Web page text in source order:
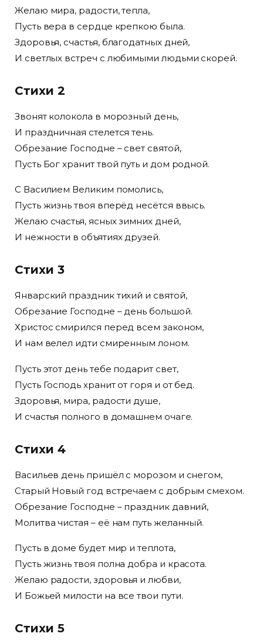
Желаю мира, радости, тепла,
Пусть вера в сердце крепкою была.
Здоровья, счастья, благодатных дней,
И светлых встреч с любимыми людьми скорей.
Стихи 2
Звонят колокола в морозный день,
И праздничная стелется тень.
Обрезание Господне – свет святой,
Пусть Бог хранит твой путь и дом родной.
С Василием Великим помолись,
Пусть жизнь твоя вперёд несётся ввысь.
Желаю счастья, ясных зимних дней,
И нежности в объятиях друзей.
Стихи 3
Январский праздник тихий и святой,
Обрезание Господне – день большой.
Христос смирился перед всем законом,
И нам велел идти смиренным лоном.
Пусть этот день тебе подарит свет,
Пусть Господь хранит от горя и от бед.
Здоровья, мира, радости душе,
И счастья полного в домашнем очаге.
Стихи 4
Васильев день пришёл с морозом и снегом,
Старый Новый год встречаем с добрым смехом.
Обрезание Господне – праздник давний,
Молитва чистая – её нам путь желанный.
Пусть в доме будет мир и теплота,
Пусть жизнь твоя полна добра и красота.
Желаю радости, здоровья и любви,
И Божьей милости на все твои пути.
Стихи 5